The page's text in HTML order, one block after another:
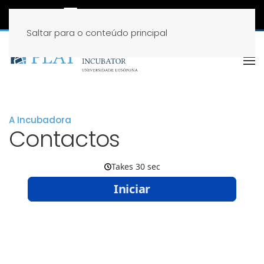
Saltar para o conteúdo principal
A Incubadora
Contactos